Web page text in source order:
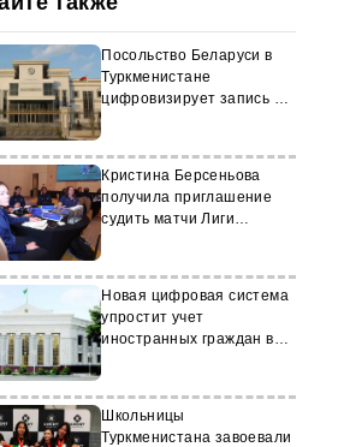
Посольство Беларуси в
Туркменистане
цифровизирует запись на
Кристина Берсеньова
получила приглашение
судить матчи Лиги
Новая цифровая система
упростит учет
иностранных граждан в
Школьницы
Туркменистана завоевали